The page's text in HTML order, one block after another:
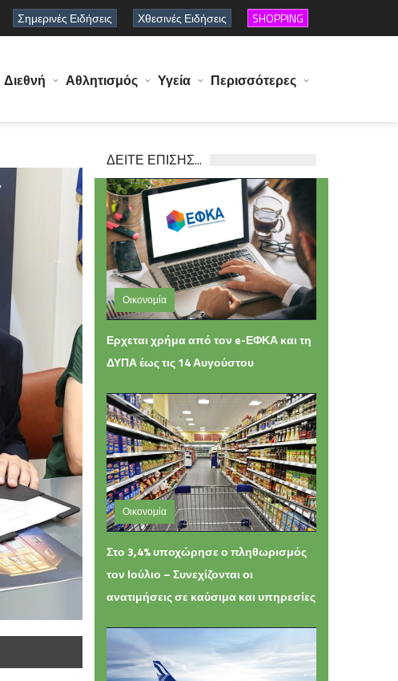
Σημερινές Ειδήσεις Χθεσινές Ειδήσεις SHOPPING
Διεθνή Αθλητισμός Υγεία Περισσότερες
ΔΕΙΤΕ ΕΠΙΣΗΣ...
Οικονομία
Σάββατο 08 Αυγούστου 2026 11:16
Ερχεται χρήμα από τον e-ΕΦΚΑ και τη
ΔΥΠΑ έως τις 14 Αυγούστου
Οικονομία
Παρασκευή 07 Αυγούστου 2026 14:33
Στο 3,4% υποχώρησε ο πληθωρισμός
τον Ιούλιο – Συνεχίζονται οι
ανατιμήσεις σε καύσιμα και υπηρεσίες